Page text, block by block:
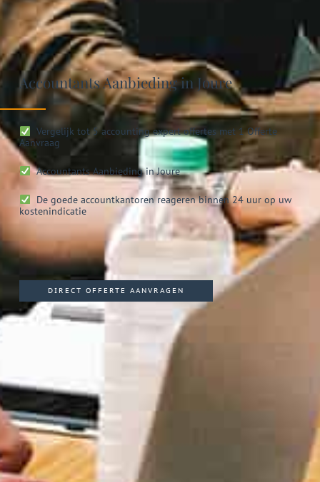
Accountants Aanbieding in Joure
Vergelijk tot 5 accounting expert offertes met 1 Offerte
Aanvraag
AccountantsAanbieding in Joure
De goede accountkantoren reageren binnen 24 uur op uw
kostenindicatie
DIRECT OFFERTE AANVRAGEN